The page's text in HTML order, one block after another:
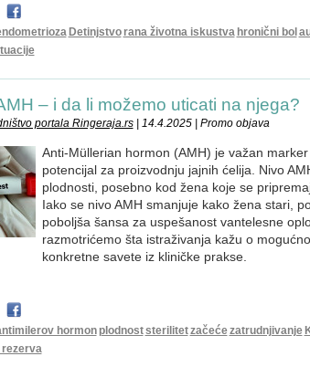
Detinjstvo rana životna iskustva hronični bol
– i da li možemo uticati na njega?
portala Ringeraja.rs| 14.4.2025 | Promo objava
Anti-Müllerian hormon (AMH) je važan
potencijal za proizvodnju jajnih ćelija. Nivo
plodnosti, posebno kod žena koje se
Iako se nivo AMH smanjuje kako žena stari,
poboljša šansa za uspešanost vantelesne
razmotrićemo šta istraživanja kažu o
konkretne savete iz kliničke prakse.
hormon plodnoststerilitetzačećezatrudnjivanje